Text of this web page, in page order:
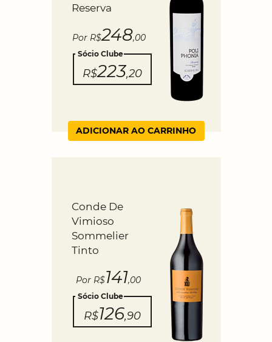
Reserva
Por R$248,00
Sócio Clube
R$223,20
ADICIONAR AO CARRINHO
Conde De
Vimioso
Sommelier
Tinto
Por R$141,00
Sócio Clube
R$126,90